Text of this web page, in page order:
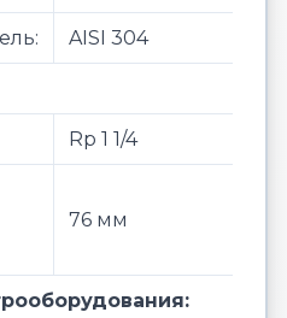
AISI 304
Rp 1 1/4
76 мм